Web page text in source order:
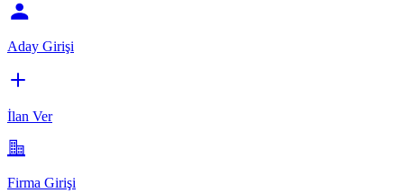
Aday Girişi
İlan Ver
Firma Girişi